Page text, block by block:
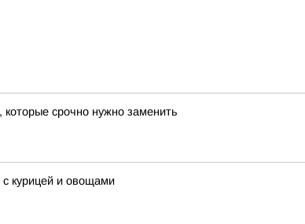
срочно нужно заменить
курицей и овощами